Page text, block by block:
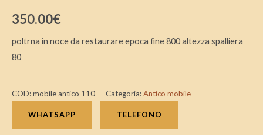
350.00€
poltrna in noce da restaurare epoca fine 800 altezza spalliera
80
COD:mobile antico 110 Categoria:Antico mobile
WHATSAPP TELEFONO